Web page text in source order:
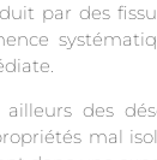
par des
des
mal